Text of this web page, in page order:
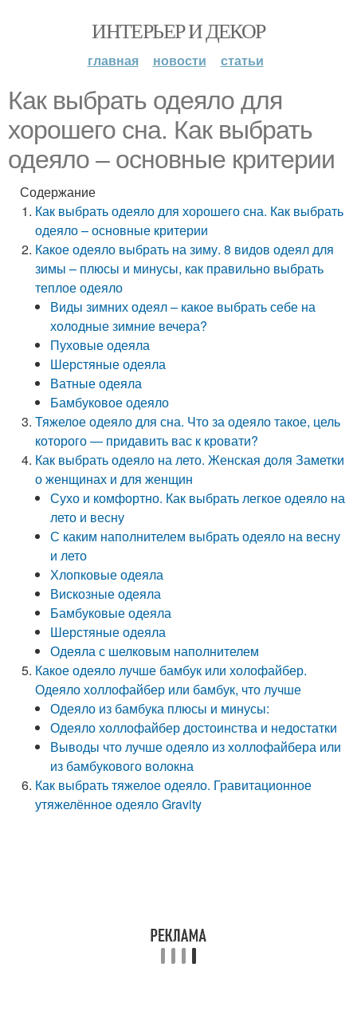
ИНТЕРЬЕР И ДЕКОР
главная новости статьи
Как выбрать одеяло для
хорошего сна. Как выбрать
одеяло – основные критерии
Содержание
Как выбрать одеяло для хорошего сна. Как выбрать
одеяло – основные критерии
Какое одеяло выбрать на зиму. 8 видов одеял для
зимы – плюсы и минусы, как правильно выбрать
теплое одеяло
Виды зимних одеял – какое выбрать себе на
холодные зимние вечера?
Пуховые одеяла
Шерстяные одеяла
Ватные одеяла
Бамбуковое одеяло
Тяжелое одеяло для сна. Что за одеяло такое, цель
которого — придавить вас к кровати?
Как выбрать одеяло на лето. Женская доля Заметки
о женщинах и для женщин
Сухо и комфортно. Как выбрать легкое одеяло на
лето и весну
С каким наполнителем выбрать одеяло на весну
и лето
Хлопковые одеяла
Вискозные одеяла
Бамбуковые одеяла
Шерстяные одеяла
Одеяла с шелковым наполнителем
Какое одеяло лучше бамбук или холофайбер.
Одеяло холлофайбер или бамбук, что лучше
Одеяло из бамбука плюсы и минусы:
Одеяло холлофайбер достоинства и недостатки
Выводы что лучше одеяло из холлофайбера или
из бамбукового волокна
Как выбрать тяжелое одеяло. Гравитационное
утяжелённое одеяло Gravity